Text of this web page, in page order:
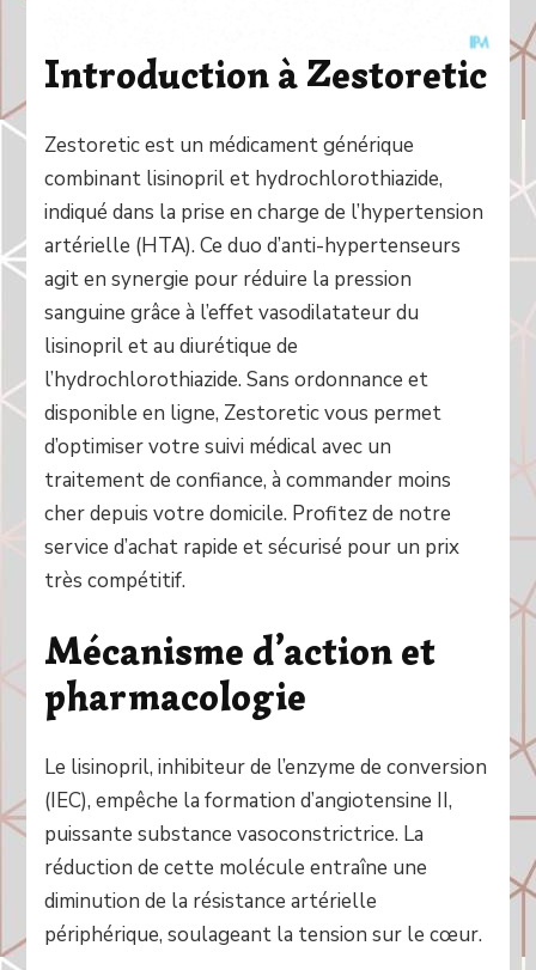
Introduction à Zestoretic
Zestoretic est un médicament générique
combinant lisinopril et hydrochlorothiazide,
indiqué dans la prise en charge de l’hypertension
artérielle (HTA). Ce duo d’anti-hypertenseurs
agit en synergie pour réduire la pression
sanguine grâce à l’effet vasodilatateur du
lisinopril et au diurétique de
l’hydrochlorothiazide. Sans ordonnance et
disponible en ligne, Zestoretic vous permet
d’optimiser votre suivi médical avec un
traitement de confiance, à commander moins
cher depuis votre domicile. Profitez de notre
service d’achat rapide et sécurisé pour un prix
très compétitif.
Mécanisme d’action et
pharmacologie
Le lisinopril, inhibiteur de l’enzyme de conversion
(IEC), empêche la formation d’angiotensine II,
puissante substance vasoconstrictrice. La
réduction de cette molécule entraîne une
diminution de la résistance artérielle
périphérique, soulageant la tension sur le cœur.